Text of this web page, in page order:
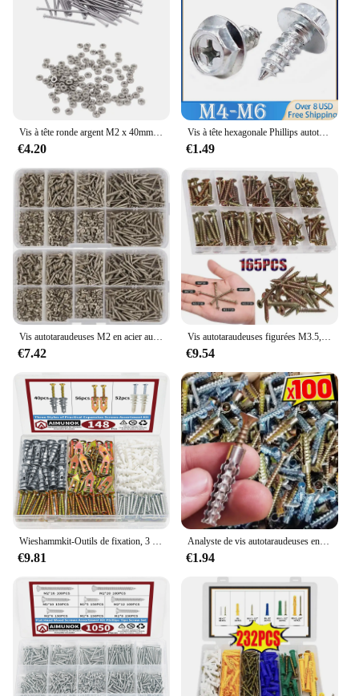
Vis à tête ronde argent M2 x 40mm, boulons et 100 écrous hexagonaux métriques M2 en acier inoxydable 304, 60 pièces
€4.20
Vis à tête hexagonale Phillips autotaraudeuse en acier inoxydable 304, clous à bois M3 M4 M5 M6, 5-10 pièces
€1.49
Vis autotaraudeuses M2 en acier au carbone nickelé, croix Phillips ultrafine, tête plate ultra fine, vis à bois autotaraudeuses, 800 pièces
€7.42
Vis autotaraudeuses figurées M3.5, seau croisé, tête coulée, jeu de vis à bois, plaque de zinc, acier au carbone, Phillips, tête plate, bricolage, 165 pièces
€9.54
Wieshammkit-Outils de fixation, 3 styles pratiques, 6 000 vis, accessoires de réparation, insert fileté sûr, 148 pièces
€9.81
Analyste de vis autotaraudeuses en métal, 6 000 tubes, vis dentelées, injecteur mural en métal, fixation à 6 000 boulons, 10 ensembles, 100
€1.94